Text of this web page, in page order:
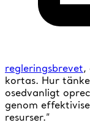
regleringsbrevet,
kortas. Hur
osedvanligt
genom
resurser.”